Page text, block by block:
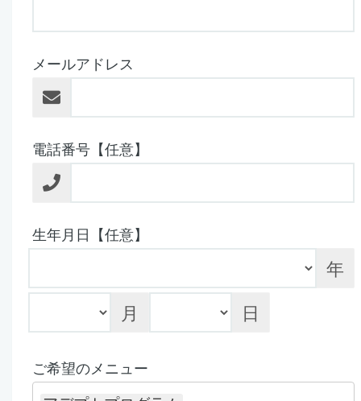
メールアドレス
電話番号【任意】
生年月日【任意】
年
月
日
ご希望のメニュー